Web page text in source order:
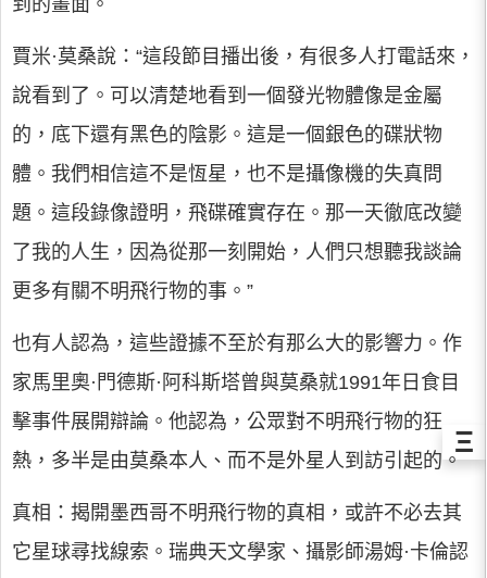
賈米·莫桑說：“這段節目播出後，有很多人打電話來，
說看到了。可以清楚地看到一個發光物體像是金屬
的，底下還有黑色的陰影。這是一個銀色的碟狀物
體。我們相信這不是恆星，也不是攝像機的失真問
題。這段錄像證明，飛碟確實存在。那一天徹底改變
了我的人生，因為從那一刻開始，人們只想聽我談論
更多有關不明飛行物的事。”
也有人認為，這些證據不至於有那么大的影響力。作
家馬里奧·門德斯·阿科斯塔曾與莫桑就1991年日食目
擊事件展開辯論。他認為，公眾對不明飛行物的狂
熱，多半是由莫桑本人、而不是外星人到訪引起的。
真相：揭開墨西哥不明飛行物的真相，或許不必去其
它星球尋找線索。瑞典天文學家、攝影師湯姆·卡倫認
Ξ